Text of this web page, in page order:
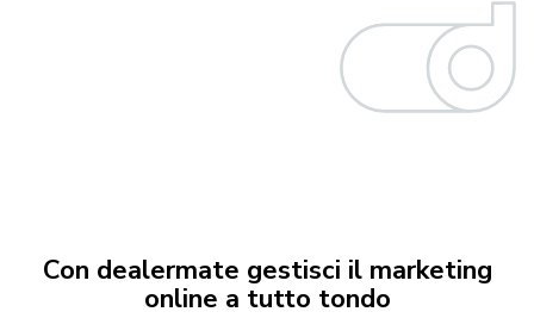
Con dealermate gestisci il marketing
online a tutto tondo